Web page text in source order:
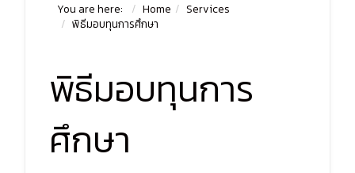
You are here: Home
Services
พิธีมอบทุนการศึกษา
พิธีมอบทุนการ
ศึกษา